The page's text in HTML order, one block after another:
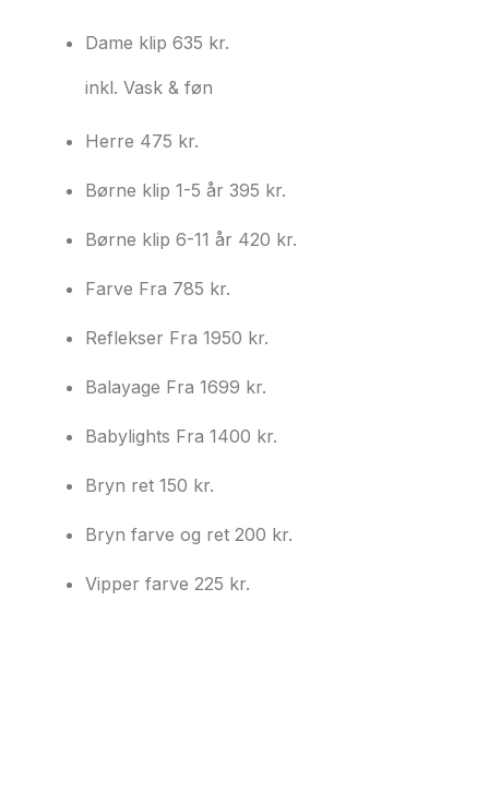
Dame klip 635 kr.
inkl. Vask & føn
Herre 475 kr.
Børne klip 1-5 år 395 kr.
Børne klip 6-11 år 420 kr.
Farve Fra 785 kr.
Reflekser Fra 1950 kr.
Balayage Fra 1699 kr.
Babylights Fra 1400 kr.
Bryn ret 150 kr.
Bryn farve og ret 200 kr.
Vipper farve 225 kr.